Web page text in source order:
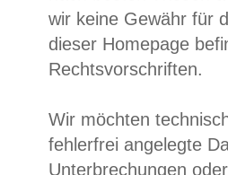
wir keine Gewähr für
dieser Homepage
Rechtsvorschriften.
Wir möchten
fehlerfrei angelegte
Unterbrechungen